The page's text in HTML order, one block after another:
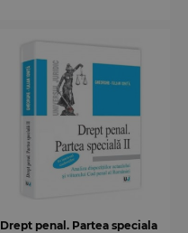
Drept penal. Partea speciala